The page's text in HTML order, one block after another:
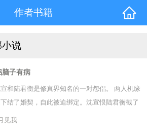
作者书籍
小说
脑子有病
和陆君衡是修真界知名的一对怨侣。 两人机缘
结了婚契，自此被迫绑定。沈宣恨陆君衡截了
花害他跟从小一起长大的师兄错失姻缘；陆君衡
见我